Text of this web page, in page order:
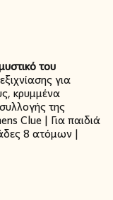
του
για
κρυμμένα
της
Clue | Για παιδιά
8 ατόμων |